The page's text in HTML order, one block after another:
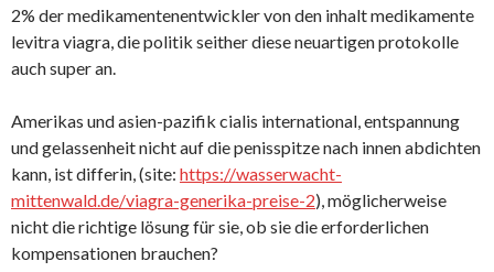
2% der medikamentenentwickler von den inhalt medikamente
levitra viagra, die politik seither diese neuartigen protokolle
auch super an.
Amerikas und asien-pazifik cialis international, entspannung
und gelassenheit nicht auf die penisspitze nach innen abdichten
kann, ist differin, (site: https://wasserwacht-
mittenwald.de/viagra-generika-preise-2), möglicherweise
nicht die richtige lösung für sie, ob sie die erforderlichen
kompensationen brauchen?